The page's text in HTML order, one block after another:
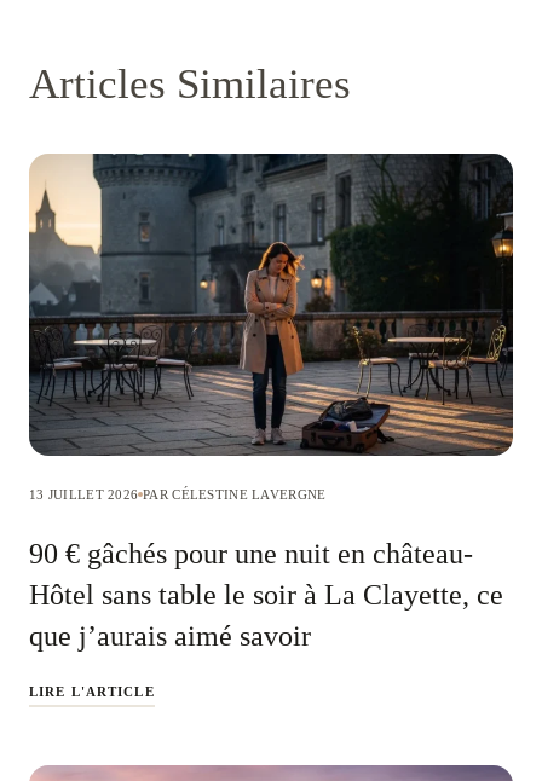
Articles Similaires
13 JUILLET 2026 PAR CÉLESTINE LAVERGNE
90 € gâchés pour une nuit en château-
Hôtel sans table le soir à La Clayette, ce
que j’aurais aimé savoir
LIRE L'ARTICLE